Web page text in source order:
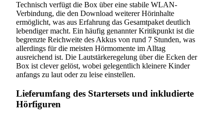
Technisch verfügt die Box über eine stabile WLAN-
Verbindung, die den Download weiterer Hörinhalte
ermöglicht, was aus Erfahrung das Gesamtpaket deutlich
lebendiger macht. Ein häufig genannter Kritikpunkt ist die
begrenzte Reichweite des Akkus von rund 7 Stunden, was
allerdings für die meisten Hörmomente im Alltag
ausreichend ist. Die Lautstärkeregelung über die Ecken der
Box ist clever gelöst, wobei gelegentlich kleinere Kinder
anfangs zu laut oder zu leise einstellen.
Lieferumfang des Startersets und inkludierte
Hörfiguren